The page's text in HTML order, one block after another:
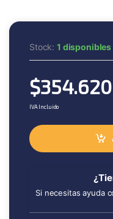
Stock:1 disponibles
$354.620
IVA Incluido
Si necesitas ayuda